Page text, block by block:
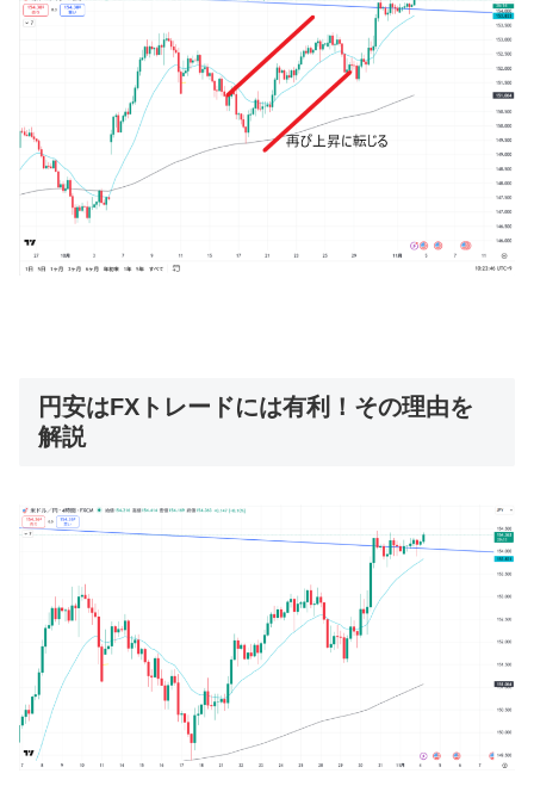
円安はFXトレードには有利！その理由を
解説